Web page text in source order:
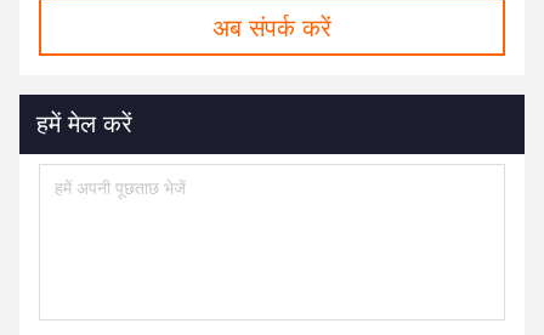
अब संपर्क करें
हमें मेल करें